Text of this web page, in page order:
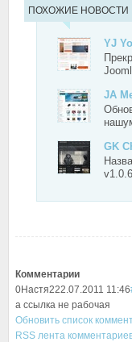
ПОХОЖИЕ НОВОСТИ
YJ
JA
GK
Комментарии
0Настя222.07.2011 11:46
а ссылка не рабочая
Обновить список
RSS лента